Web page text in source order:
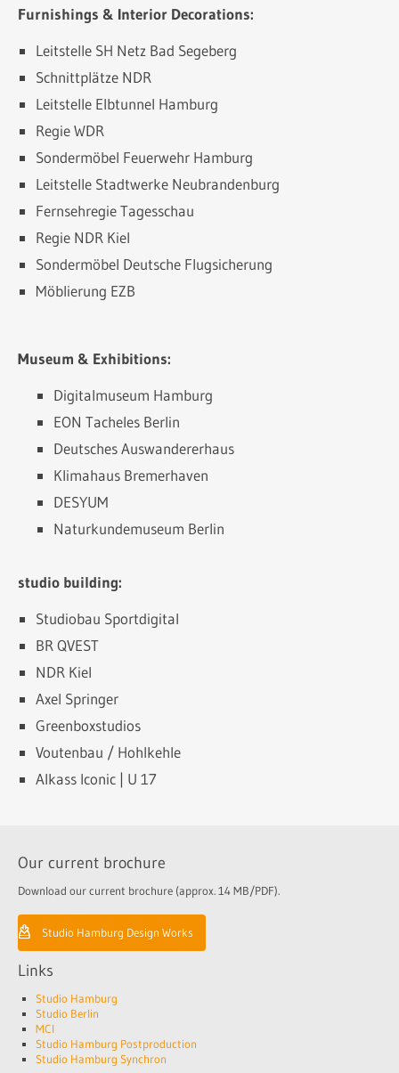
Furnishings & Interior Decorations:
Leitstelle SH Netz Bad Segeberg
Schnittplätze NDR
Leitstelle Elbtunnel Hamburg
Regie WDR
Sondermöbel Feuerwehr Hamburg
Leitstelle Stadtwerke Neubrandenburg
Fernsehregie Tagesschau
Regie NDR Kiel
Sondermöbel Deutsche Flugsicherung
Möblierung EZB
Museum & Exhibitions:
Digitalmuseum Hamburg
EON Tacheles Berlin
Deutsches Auswandererhaus
Klimahaus Bremerhaven
DESYUM
Naturkundemuseum Berlin
studio building:
Studiobau Sportdigital
BR QVEST
NDR Kiel
Axel Springer
Greenboxstudios
Voutenbau / Hohlkehle
Alkass Iconic | U 17
Our current brochure
Download our current brochure (approx. 14 MB/PDF).
Studio Hamburg Design Works
Links
Studio Hamburg
Studio Berlin
MCI
Studio Hamburg Postproduction
Studio Hamburg Synchron